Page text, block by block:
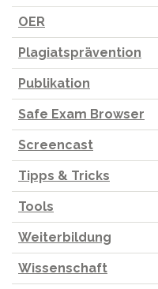
OER
Plagiatsprävention
Publikation
Safe Exam Browser
Screencast
Tipps & Tricks
Tools
Weiterbildung
Wissenschaft